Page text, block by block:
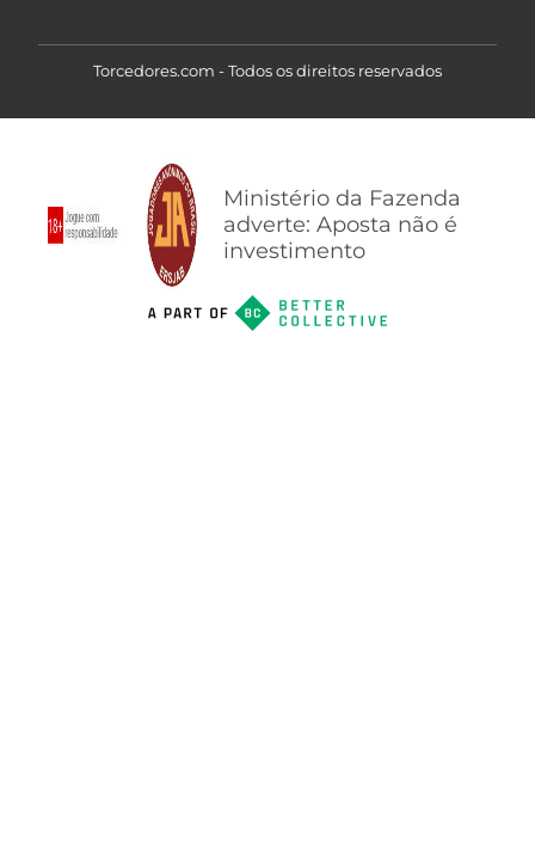
Torcedores.com - Todos os direitos reservados
Ministério da Fazenda
adverte: Aposta não é
investimento